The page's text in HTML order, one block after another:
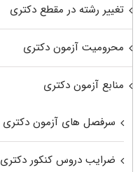
تغییر رشته در مقطع دکتری
محرومیت آزمون دکتری
منابع آزمون دکتری
سرفصل های آزمون دکتری
ضرایب دروس کنکور دکتری